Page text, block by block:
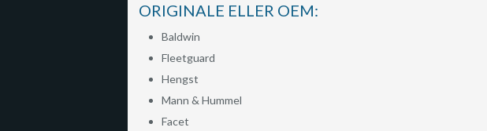
ORIGINALE ELLER OEM:
Baldwin
Fleetguard
Hengst
Mann & Hummel
Facet